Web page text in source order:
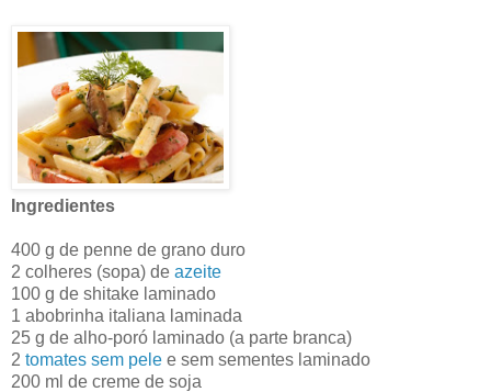
Ingredientes
400 g de penne de grano duro
2 colheres (sopa) de azeite
100 g de shitake laminado
1 abobrinha italiana laminada
25 g de alho-poró laminado (a parte branca)
2 tomates sem pele e sem sementes laminado
200 ml de creme de soja